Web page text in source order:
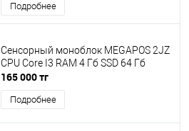
Подробнее
Сенсорный моноблок MEGAPOS 2JZ
CPU Core I3 RAM 4 Гб SSD 64 Гб
165 000 тг
Подробнее